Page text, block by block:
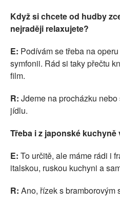
Když si chcete od hudby
nejraději relaxujete?
E: Podívám se třeba na
symfonii. Rád si taky přečtu
film.
R: Jdeme na procházku
jídlu.
Třeba i z japonské kuchyně
E: To určitě, ale máme rádi i
italskou, ruskou kuchyni a
R: Ano, řízek s bramborovým